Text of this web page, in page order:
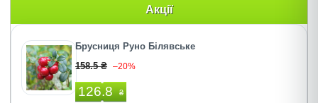
Акції
Брусниця Руно Білявське
158.5 ₴ –20%
126.8 ₴